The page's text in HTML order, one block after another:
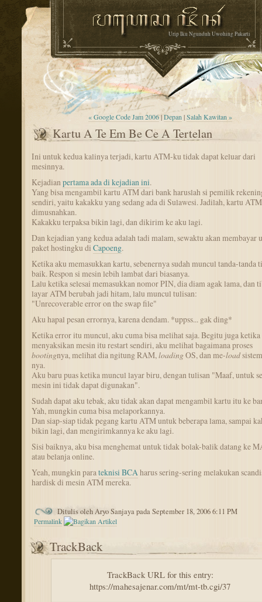
Urip Iku Ngunduh Uwohing Pakarti
« Google Code Jam 2006|Depan |Salah Kawitan »
Kartu A Te Em Be Ce A Tertelan
Ini untuk kedua kalinya terjadi, kartu ATM-ku tidak dapat keluar dari
mesinnya.
Kejadianpertama ada di kejadian ini.
Yang bisa mengambil kartu ATM dari bank haruslah si pemilik
sendiri, yaitu kakakku yang sedang ada di Sulawesi. Jadilah, kartu
dimusnahkan.
Kakakku terpaksa bikin lagi, dan dikirim ke aku lagi.
Dan kejadian yang kedua adalah tadi malam, sewaktu akan membayar
paket hostingku di Capoeng.
Ketika aku memasukkan kartu, sebenernya sudah muncul tanda-tanda
baik. Respon si mesin lebih lambat dari biasanya.
Lalu ketika selesai memasukkan nomor PIN, dia diam agak lama, dan
layar ATM berubah jadi hitam, lalu muncul tulisan:
"Unrecoverable error on the swap file"
Aku hapal pesan errornya, karena dendam. *uppss... gak ding*
Ketika error itu muncul, aku cuma bisa melihat saja. Begitu juga ketika
menyaksikan mesin itu restart sendiri, aku melihat bagaimana proses
bootingnya, melihat dia ngitung RAM,loadingOS, dan me-load
nya.
Aku baru puas ketika muncul layar biru, dengan tulisan "Maaf, untuk
mesin ini tidak dapat digunakan".
Sudah dapat aku tebak, aku tidak akan dapat mengambil kartu itu ke
Yah, mungkin cuma bisa melaporkannya.
Dan siap-siap tidak pegang kartu ATM untuk beberapa lama, sampai
bikin lagi, dan mengirimkannya ke aku lagi.
Sisi baiknya, aku bisa menghemat untuk tidak bolak-balik datang ke
atau belanja online.
Yeah, mungkin parateknisi BCAharus sering-sering melakukan
hardisk di mesin ATM mereka.
Ditulis oleh Aryo Sanjaya pada September 18, 2006 6:11 PM
Permalink
TrackBack
TrackBack URL for this entry:
https://mahesajenar.com/mt/mt-tb.cgi/37